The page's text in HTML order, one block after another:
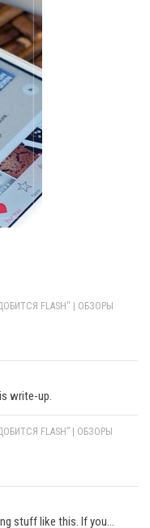
FLASH" | ОБЗОРЫ
write-up.
FLASH” | ОБЗОРЫ
stuff like this. If you...